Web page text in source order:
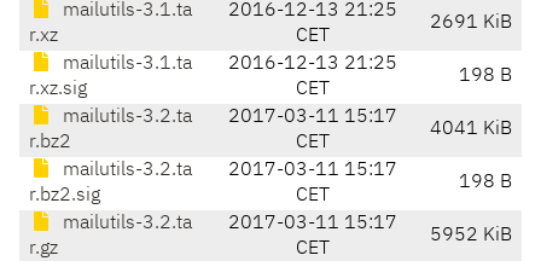
mailutils-3.1.ta
r.xz
2016-12-13 21:25
CET
2691 KiB
mailutils-3.1.ta
r.xz.sig
2016-12-13 21:25
CET
198 B
mailutils-3.2.ta
r.bz2
2017-03-11 15:17
CET
4041 KiB
mailutils-3.2.ta
r.bz2.sig
2017-03-11 15:17
CET
198 B
mailutils-3.2.ta
r.gz
2017-03-11 15:17
CET
5952 KiB